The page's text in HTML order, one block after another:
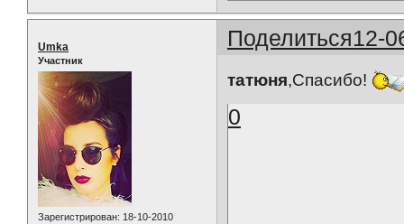
Поделиться12-
Umka
Участник
Зарегистрирован: 18-10-2010
татюня,Спасибо!
0